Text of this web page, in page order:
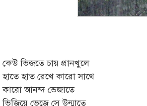
কেউ ভিজতে চায় প্রানখুলে
হাতে হাত রেখে কারো সাথে
কারো আনন্দ ভেজাতে
ভিজিয়ে ভেজে সে উন্মাতে